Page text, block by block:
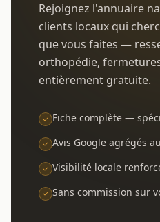
Rejoignez l'annuaire
clients locaux qui
que vous faites —
orthopédie,
entièrement gratuite.
Fiche complète —
Avis Google agrégés
Visibilité locale
Sans commission sur